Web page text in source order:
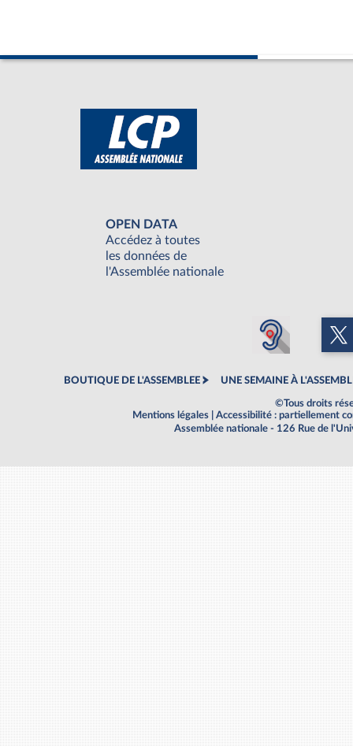
OPEN DATA
Accédez à toutes
les données de
l'Assemblée nationale
BOUTIQUE DE L'ASSEMBLEE UNE SEMAINE À
©Tous droits
Mentions légales
Accessibilité : partiellement
Assemblée nationale - 126 Rue de